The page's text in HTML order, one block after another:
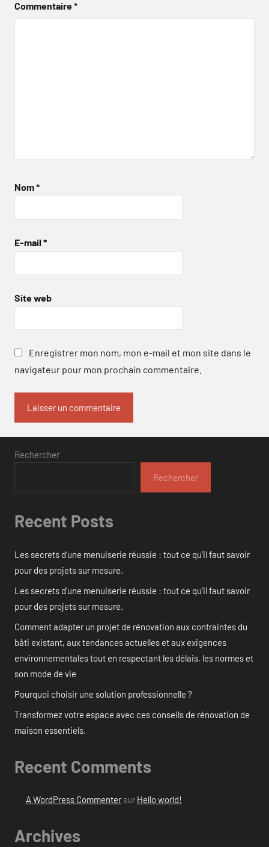
Commentaire*
Nom*
E-mail *
Site web
Enregistrer mon nom, mon e-mail et mon site dans le
navigateur pour mon prochain commentaire.
Rechercher
Rechercher
Recent Posts
Les secrets d’une menuiserie réussie : tout ce qu’il faut savoir
pour des projets sur mesure.
Les secrets d’une menuiserie réussie : tout ce qu’il faut savoir
pour des projets sur mesure.
Comment adapter un projet de rénovation aux contraintes du
bâti existant, aux tendances actuelles et aux exigences
environnementales tout en respectant les délais, les normes et
son mode de vie
Pourquoi choisir une solution professionnelle ?
Transformez votre espace avec ces conseils de rénovation de
maison essentiels.
Recent Comments
A WordPress Commentersur Hello world!
Archives